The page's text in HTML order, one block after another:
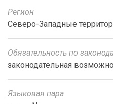
Регион
Северо-Западные
Обязательность по
законодательная
Языковая пара